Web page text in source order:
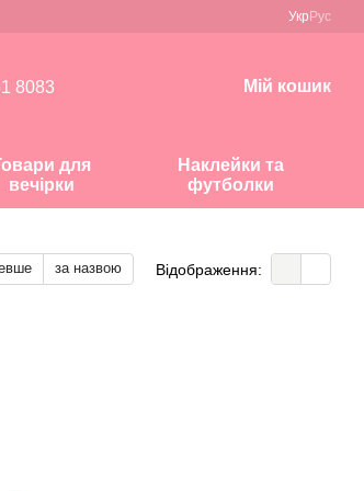
Укр Рус
8083 Мій кошик
для
вечірки
Наклейки та
футболки
за назвою Відображення: